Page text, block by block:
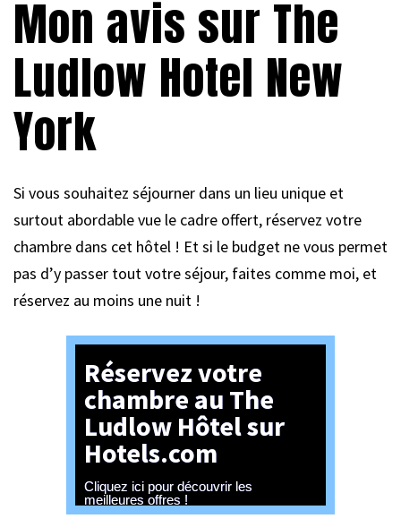
Mon avis sur The
Ludlow Hotel New
York
Si vous souhaitez séjourner dans un lieu unique et
surtout abordable vue le cadre offert, réservez votre
chambre dans cet hôtel ! Et si le budget ne vous permet
pas d’y passer tout votre séjour, faites comme moi, et
réservez au moins une nuit !
Réservez votre
chambre au The
Ludlow Hôtel sur
Hotels.com
Cliquez ici pour découvrir les
meilleures offres !